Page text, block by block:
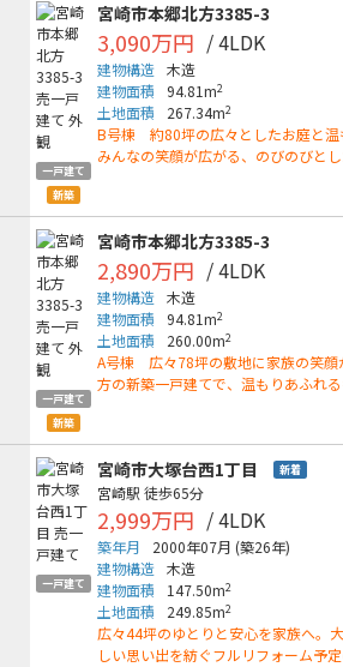
一戸建て
新築
宮崎市本郷北方3385-3
3,090万円 / 4LDK
建物構造 木造
建物面積
94.81m2
土地面積 267.34m2
B号棟 約80坪の広々としたお庭と温
みんなの笑顔が広がる、のびのびと
一戸建て
新築
宮崎市本郷北方3385-3
2,890万円 / 4LDK
建物構造 木造
建物面積
94.81m2
土地面積 260.00m2
A号棟 広々78坪の敷地に家族の笑顔
方の新築一戸建てで、温もりあふれ
一戸建て
宮崎市大塚台西1丁目 新着
宮崎駅 徒歩65分
2,999万円 / 4LDK
築年月 2000年07月 (築26年)
建物構造 木造
建物面積
147.50m2
土地面積 249.85m2
広々44坪のゆとりと安心を家族へ。
しい思い出を紡ぐフルリフォーム予